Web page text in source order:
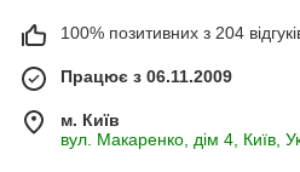
100% позитивних з 204
Працює з 06.11.2009
м. Київ
вул. Макаренко, дім 4, Київ,